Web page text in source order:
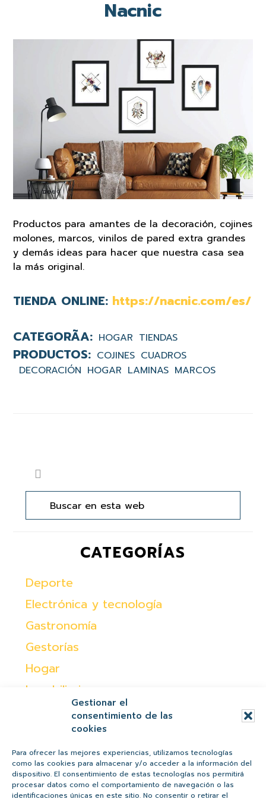
Gestionar el
consentimiento de las
cookies
Para ofrecer las mejores experiencias, utilizamos tecnologías
como las cookies para almacenar y/o acceder a la información del
dispositivo. El consentimiento de estas tecnologías nos permitirá
procesar datos como el comportamiento de navegación o las
identificaciones únicas en este sitio. No consentir o retirar el
Nacnic
Productos para amantes de la decoración, cojines
molones, marcos, vinilos de pared extra grandes
y demás ideas para hacer que nuestra casa sea
la más original.
TIENDA ONLINE: https://nacnic.com/es/
HOGAR TIENDAS
COJINES CUADROS
DECORACIÓN HOGAR LAMINAS MARCOS
lateral
principal
Buscar
en
web
CATEGORÍAS
Deporte
Electrónica y tecnología
Gastronomía
Gestorías
Hogar
Inmobiliaria
Otras
Peques